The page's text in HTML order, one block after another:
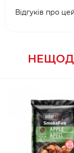
Відгуків про